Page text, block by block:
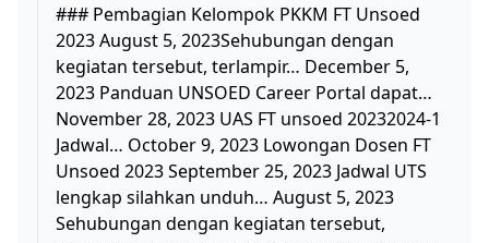
### Pembagian Kelompok PKKM FT Unsoed
2023 August 5, 2023Sehubungan dengan
kegiatan tersebut, terlampir… December 5,
2023 Panduan UNSOED Career Portal dapat…
November 28, 2023 UAS FT unsoed 20232024-1
Jadwal… October 9, 2023 Lowongan Dosen FT
Unsoed 2023 September 25, 2023 Jadwal UTS
lengkap silahkan unduh… August 5, 2023
Sehubungan dengan kegiatan tersebut,